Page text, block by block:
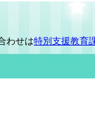
わせは特別支援教育